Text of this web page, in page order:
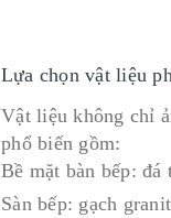
Lựa chọn vật liệu
Vật liệu không chỉ
phổ biến gồm:
Bề mặt bàn bếp: đá
Sàn bếp: gạch